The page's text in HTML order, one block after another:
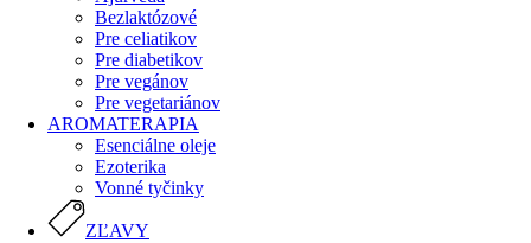
Bezlaktózové
Pre celiatikov
Pre diabetikov
Pre vegánov
Pre vegetariánov
AROMATERAPIA
Esenciálne oleje
Ezoterika
Vonné tyčinky
ZĽAVY